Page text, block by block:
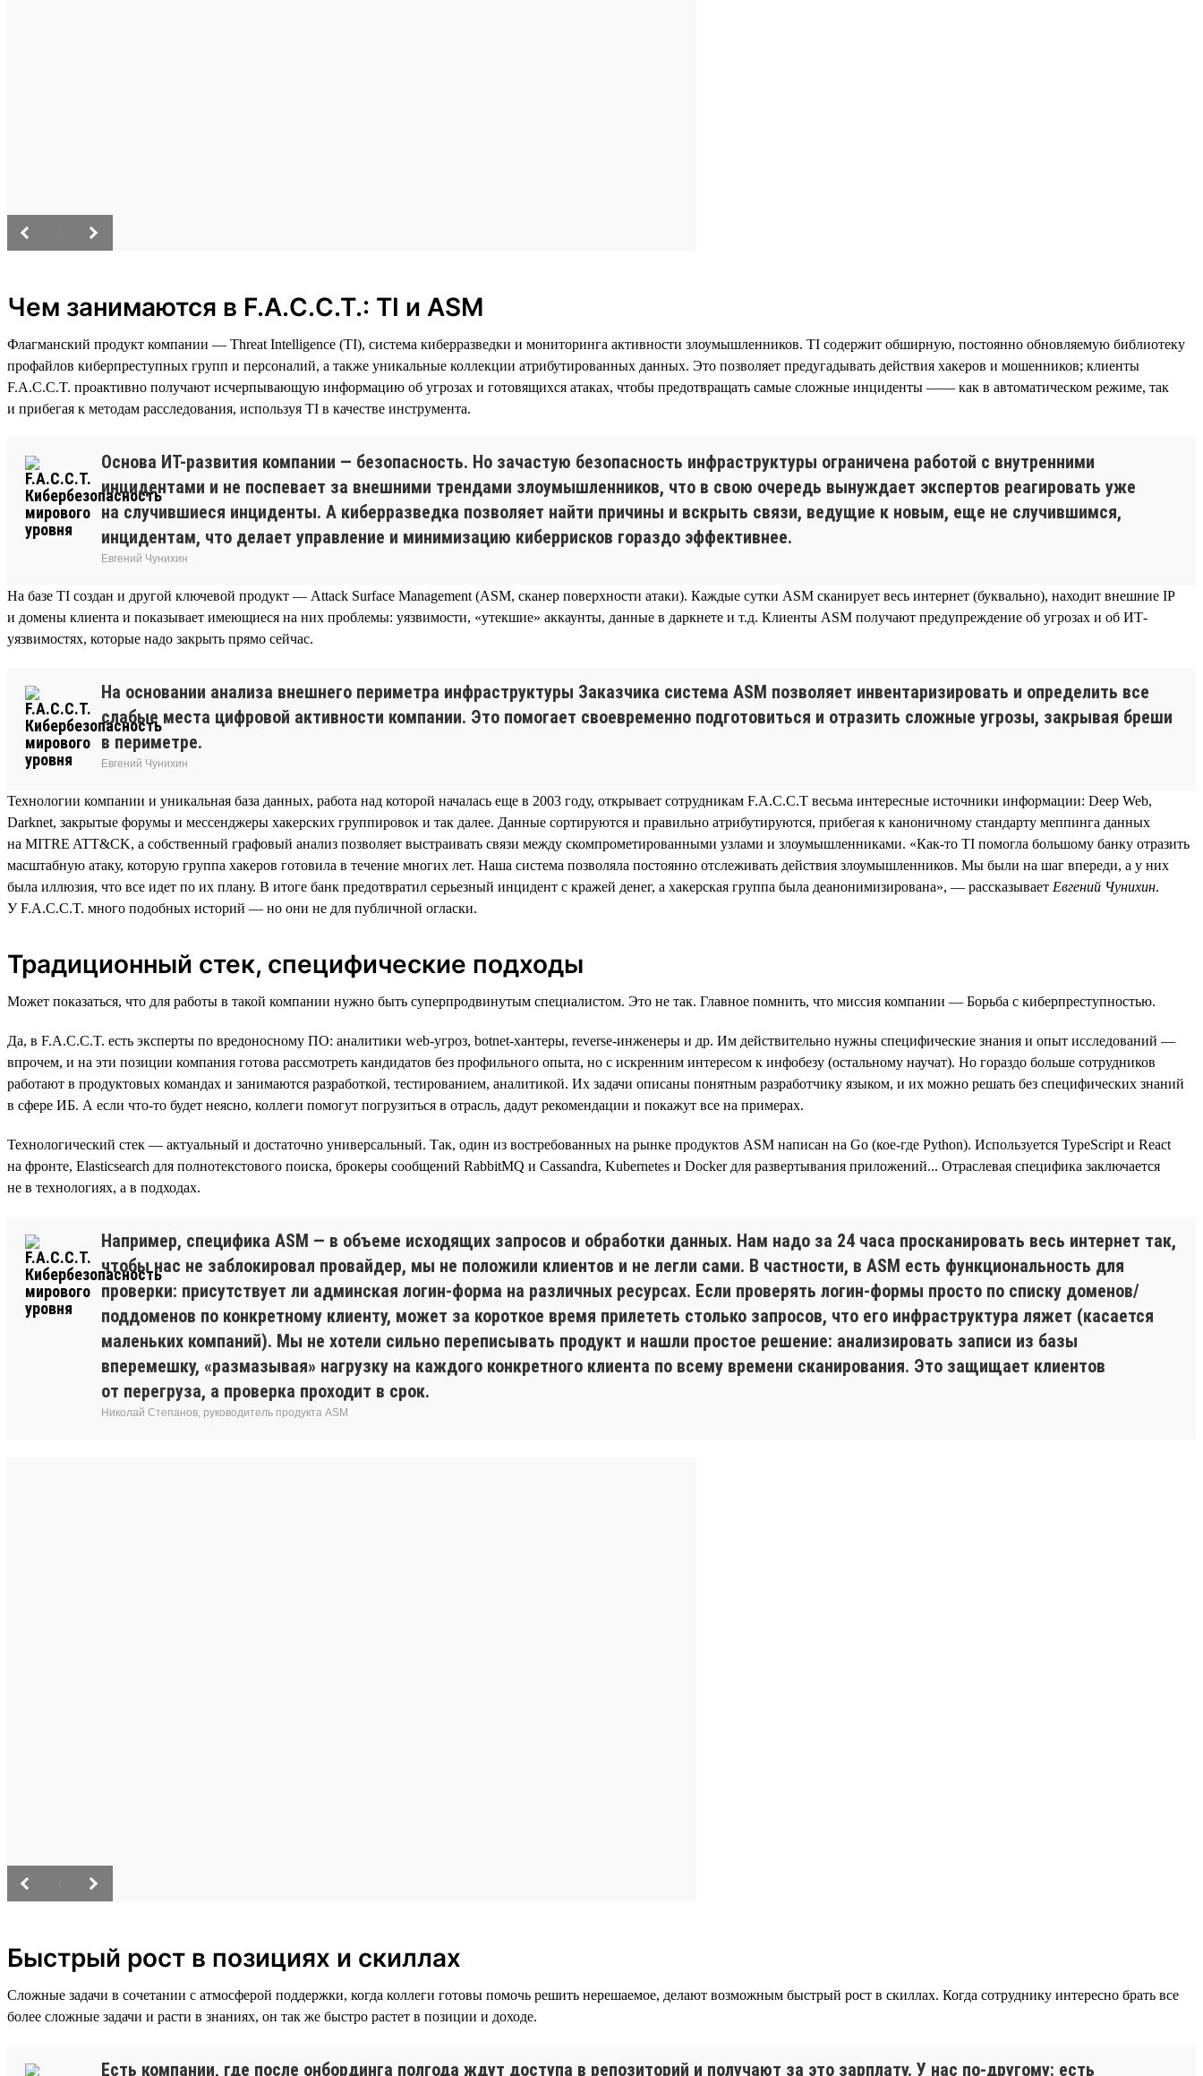
Чем занимаются в F.A.C.C.T.: TI и ASM
Флагманский продукт компании — Threat Intelligence (TI), система киберразведки и мониторинга активности злоумышленников. TI содержит обширную, постоянно обновляемую библиотеку
профайлов киберпреступных групп и персоналий, а также уникальные коллекции атрибутированных данных. Это позволяет предугадывать действия хакеров и мошенников; клиенты
F.A.C.C.T. проактивно получают исчерпывающую информацию об угрозах и готовящихся атаках, чтобы предотвращать самые сложные инциденты —— как в автоматическом режиме, так
и прибегая к методам расследования, используя TI в качестве инструмента.
Основа ИТ-развития компании — безопасность. Но зачастую безопасность инфраструктуры ограничена работой с внутренними
инцидентами и не поспевает за внешними трендами злоумышленников, что в свою очередь вынуждает экспертов реагировать уже
на случившиеся инциденты. А киберразведка позволяет найти причины и вскрыть связи, ведущие к новым, еще не случившимся,
инцидентам, что делает управление и минимизацию киберрисков гораздо эффективнее.
Евгений Чунихин
На базе TI создан и другой ключевой продукт — Attack Surface Management (ASM, сканер поверхности атаки). Каждые сутки ASM сканирует весь интернет (буквально), находит внешние IP
и домены клиента и показывает имеющиеся на них проблемы: уязвимости, «утекшие» аккаунты, данные в даркнете и т.д. Клиенты ASM получают предупреждение об угрозах и об ИТ-
уязвимостях, которые надо закрыть прямо сейчас.
На основании анализа внешнего периметра инфраструктуры Заказчика система ASM позволяет инвентаризировать и определить все
слабые места цифровой активности компании. Это помогает своевременно подготовиться и отразить сложные угрозы, закрывая бреши
в периметре.
Евгений Чунихин
Технологии компании и уникальная база данных, работа над которой началась еще в 2003 году, открывает сотрудникам F.A.C.C.T весьма интересные источники информации: Deep Web,
Darknet, закрытые форумы и мессенджеры хакерских группировок и так далее. Данные сортируются и правильно атрибутируются, прибегая к каноничному стандарту меппинга данных
на MITRE ATT&CK, а собственный графовый анализ позволяет выстраивать связи между скомпрометированными узлами и злоумышленниками. «Как-то TI помогла большому банку отразить
масштабную атаку, которую группа хакеров готовила в течение многих лет. Наша система позволяла постоянно отслеживать действия злоумышленников. Мы были на шаг впереди, а у них
была иллюзия, что все идет по их плану. В итоге банк предотвратил серьезный инцидент с кражей денег, а хакерская группа была деанонимизирована», — рассказывает Евгений Чунихин.
У F.A.C.C.T. много подобных историй — но они не для публичной огласки.
Традиционный стек, специфические подходы
Может показаться, что для работы в такой компании нужно быть суперпродвинутым специалистом. Это не так. Главное помнить, что миссия компании — Борьба с киберпреступностью.
Да, в F.A.C.C.T. есть эксперты по вредоносному ПО: аналитики web-угроз, botnet-хантеры, reverse-инженеры и др. Им действительно нужны специфические знания и опыт исследований —
впрочем, и на эти позиции компания готова рассмотреть кандидатов без профильного опыта, но с искренним интересом к инфобезу (остальному научат). Но гораздо больше сотрудников
работают в продуктовых командах и занимаются разработкой, тестированием, аналитикой. Их задачи описаны понятным разработчику языком, и их можно решать без специфических знаний
в сфере ИБ. А если что-то будет неясно, коллеги помогут погрузиться в отрасль, дадут рекомендации и покажут все на примерах.
Технологический стек — актуальный и достаточно универсальный. Так, один из востребованных на рынке продуктов ASM написан на Go (кое-где Python). Используется TypeScript и React
на фронте, Elasticsearch для полнотекстового поиска, брокеры сообщений RabbitMQ и Cassandra, Kubernetes и Docker для развертывания приложений... Отраслевая специфика заключается
не в технологиях, а в подходах.
Например, специфика ASM — в объеме исходящих запросов и обработки данных. Нам надо за 24 часа просканировать весь интернет так,
чтобы нас не заблокировал провайдер, мы не положили клиентов и не легли сами. В частности, в ASM есть функциональность для
проверки: присутствует ли админская логин-форма на различных ресурсах. Если проверять логин-формы просто по списку доменов/
поддоменов по конкретному клиенту, может за короткое время прилететь столько запросов, что его инфраструктура ляжет (касается
маленьких компаний). Мы не хотели сильно переписывать продукт и нашли простое решение: анализировать записи из базы
вперемешку, «размазывая» нагрузку на каждого конкретного клиента по всему времени сканирования. Это защищает клиентов
от перегруза, а проверка проходит в срок.
Николай Степанов, руководитель продукта ASM
Быстрый рост в позициях и скиллах
Сложные задачи в сочетании с атмосферой поддержки, когда коллеги готовы помочь решить нерешаемое, делают возможным быстрый рост в скиллах. Когда сотруднику интересно брать все
более сложные задачи и расти в знаниях, он так же быстро растет в позиции и доходе.
Есть компании, где после онбординга полгода ждут доступа в репозиторий и получают за это зарплату. У нас по-другому: есть